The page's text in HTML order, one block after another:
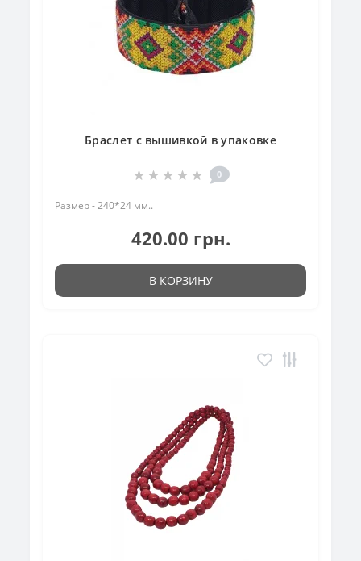
Браслет с вышивкой в упаковке
0
Размер - 240*24 мм..
420.00 грн.
В КОРЗИНУ